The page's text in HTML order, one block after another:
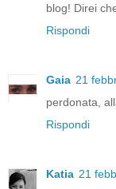
blog! Direi
Rispondi
Gaia 21
perdonata,
Rispondi
Katia 21